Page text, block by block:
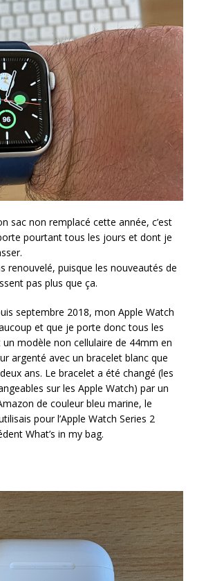
sac non remplacé cette année, c’est
pourtant tous les jours et dont je
renouvelé, puisque les nouveautés de
pas plus que ça.
septembre 2018, mon Apple Watch
et que je porte donc tous les
un modèle non cellulaire de 44mm en
argenté avec un bracelet blanc que
ans. Le bracelet a été changé (les
sur les Apple Watch) par un
de couleur bleu marine, le
pour l’Apple Watch Series 2
What’s in my bag.